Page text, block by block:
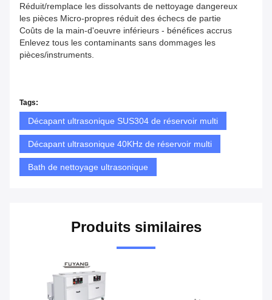
Réduit/remplace les dissolvants de nettoyage dangereux
les pièces Micro-propres réduit des échecs de partie
Coûts de la main-d'oeuvre inférieurs - bénéfices accrus
Enlevez tous les contaminants sans dommages les
pièces/instruments.
Tags:
Décapant ultrasonique SUS304 de réservoir multi
Décapant ultrasonique 40KHz de réservoir multi
Bath de nettoyage ultrasonique
Produits similaires